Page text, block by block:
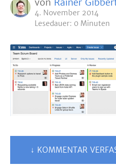
4. November 2014
Lesedauer: 0 Minuten
↓ KOMMENTAR